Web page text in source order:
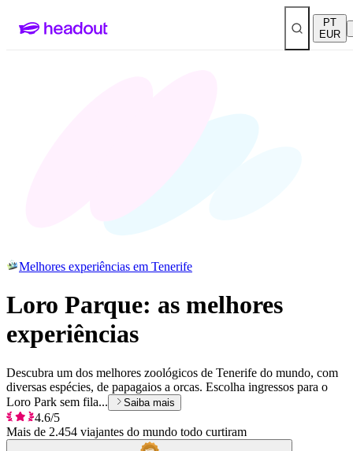
PT
EUR
Melhores experiências em Tenerife
Loro Parque: as melhores
experiências
Descubra um dos melhores zoológicos de Tenerife do mundo, com
diversas espécies, de papagaios a orcas. Escolha ingressos para o
Loro Park sem fila...
Saiba mais
4.6/5
Mais de 2.454 viajantes do mundo todo curtiram